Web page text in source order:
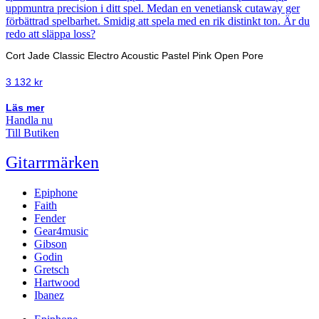
Cort Jade Classic Electro Acoustic Pastel Pink Open Pore
3 132 kr
Läs mer
Handla nu
Till Butiken
Gitarrmärken
Epiphone
Faith
Fender
Gear4music
Gibson
Godin
Gretsch
Hartwood
Ibanez